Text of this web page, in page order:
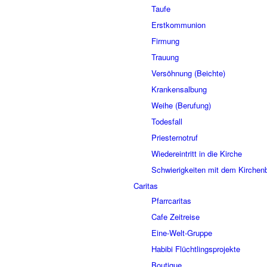
Taufe
Erstkommunion
Firmung
Trauung
Versöhnung (Beichte)
Krankensalbung
Weihe (Berufung)
Todesfall
Priesternotruf
Wiedereintritt in die Kirche
Schwierigkeiten mit dem
Caritas
Pfarrcaritas
Cafe Zeitreise
Eine-Welt-Gruppe
Habibi Flüchtlingsprojekte